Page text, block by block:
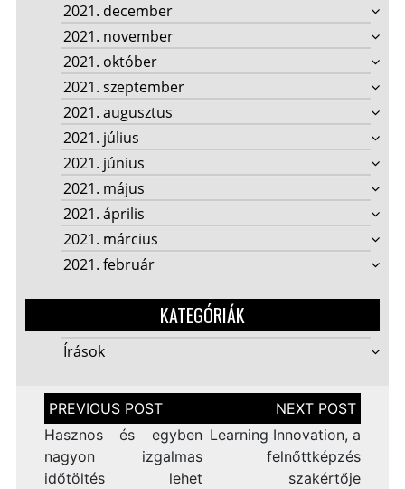
2021. december
2021. november
2021. október
2021. szeptember
2021. augusztus
2021. július
2021. június
2021. május
2021. április
2021. március
2021. február
KATEGÓRIÁK
Írások
Bejegyzés
navigáció
Hasznos és egyben
nagyon izgalmas
időtöltés lehet
Learning Innovation, a
felnőttképzés
szakértője